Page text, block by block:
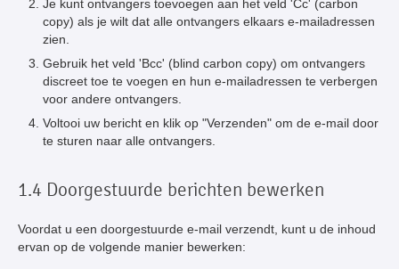
Je kunt ontvangers toevoegen aan het veld 'Cc' (carbon
copy) als je wilt dat alle ontvangers elkaars e-mailadressen
zien.
Gebruik het veld 'Bcc' (blind carbon copy) om ontvangers
discreet toe te voegen en hun e-mailadressen te verbergen
voor andere ontvangers.
Voltooi uw bericht en klik op "Verzenden" om de e-mail door
te sturen naar alle ontvangers.
1.4 Doorgestuurde berichten bewerken
Voordat u een doorgestuurde e-mail verzendt, kunt u de inhoud
ervan op de volgende manier bewerken: